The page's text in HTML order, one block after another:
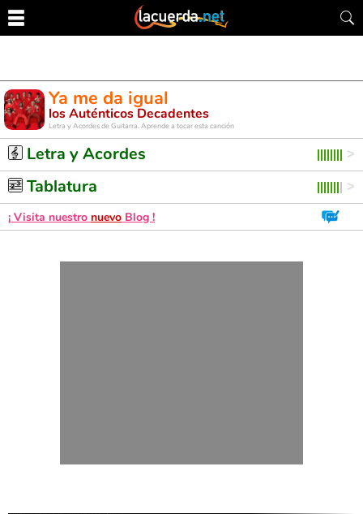
Ya me da igual
los Auténticos Decadentes
Letra y Acordes de Guitarra. Aprende a tocar esta canción
Letra y Acordes
Tablatura
¡ Visita nuestro nuevo Blog !